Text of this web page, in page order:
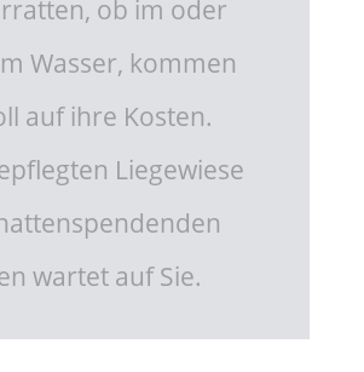
ob im oder
Wasser, kommen
auf ihre Kosten.
Liegewiese
wartet auf Sie.